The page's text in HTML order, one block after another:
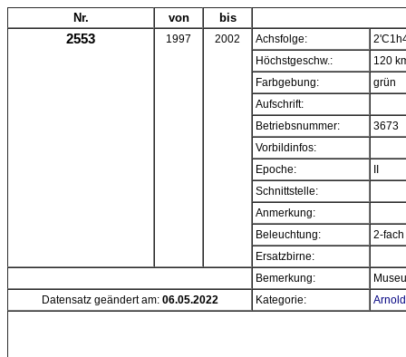
Nr. von bis
2553 1997 2002 Achsfolge:
Höchstgeschw.:
120
Farbgebung:
grün
Aufschrift:
Betriebsnummer:
3673
Vorbildinfos:
Epoche:
Schnittstelle:
Anmerkung:
Beleuchtung:
2-
Ersatzbirne:
Bemerkung:
Datensatz geändert am: 06.05.2022 Kategorie: